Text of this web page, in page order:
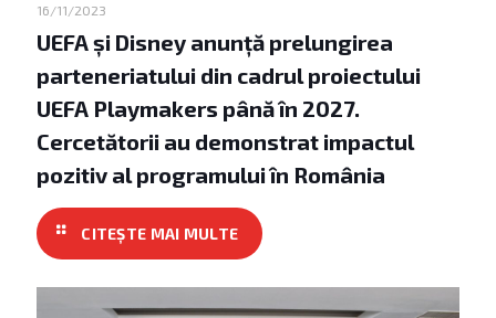
16/11/2023
UEFA și Disney anunță prelungirea
parteneriatului din cadrul proiectului
UEFA Playmakers până în 2027.
Cercetătorii au demonstrat impactul
pozitiv al programului în România